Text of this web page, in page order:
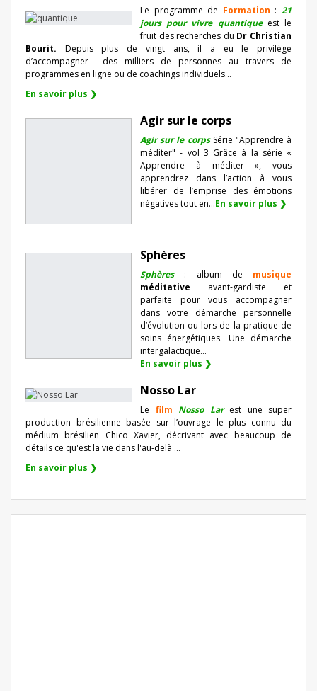
Le programme de Formation :21
jours pour vivre quantiqueest le
fruit des recherches du Dr Christian
Bourit. Depuis plus de vingt ans, il a eu le privilège
d’accompagner
des milliers de personnes au travers de
programmes en ligne ou de coachings individuels…
En savoir plus ❯
Agir sur le corps
Agir sur le corpsSérie "Apprendre à
méditer" - vol 3 Grâce à la série «
Apprendre à méditer », vous
apprendrez dans l’action à vous
libérer de l’emprise des émotions
négatives tout en...En savoir plus ❯
Sphères
Sphères: album de musique
méditative avant-gardiste et
parfaite pour vous accompagner
dans votre démarche personnelle
d’évolution ou lors de la pratique de
soins énergétiques. Une démarche
intergalactique...
En savoir plus ❯
Nosso Lar
Le film Nosso Lar est une super
production brésilienne basée sur l’ouvrage le plus connu du
médium brésilien Chico Xavier, décrivant avec beaucoup de
détails ce qu'est la vie dans l'au-delà ...
En savoir plus ❯